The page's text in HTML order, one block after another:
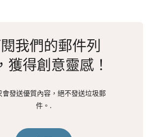
我們的郵件列
獲得創意靈感！
會發送優質內容，絕不發送垃圾郵
件。.